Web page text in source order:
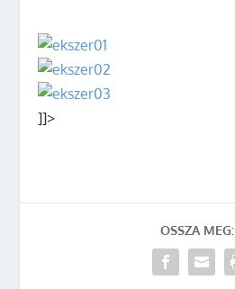
]]>
OSSZA MEG: